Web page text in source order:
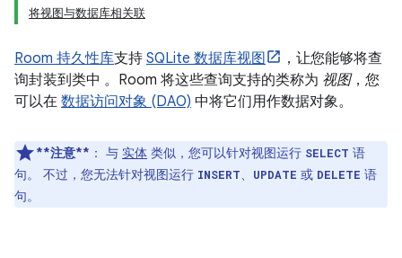
将视图与数据库相关联
Room 持久性库支持 SQLite 数据库视图
，让您能够将查
询封装到类中 。Room 将这些查询支持的类称为 视图，您
可以在 数据访问对象 (DAO) 中将它们用作数据对象。
**注意** ： 与 实体 类似，您可以针对视图运行 SELECT 语
句。 不过，您无法针对视图运行 INSERT、 UPDATE 或 DELETE 语
句。